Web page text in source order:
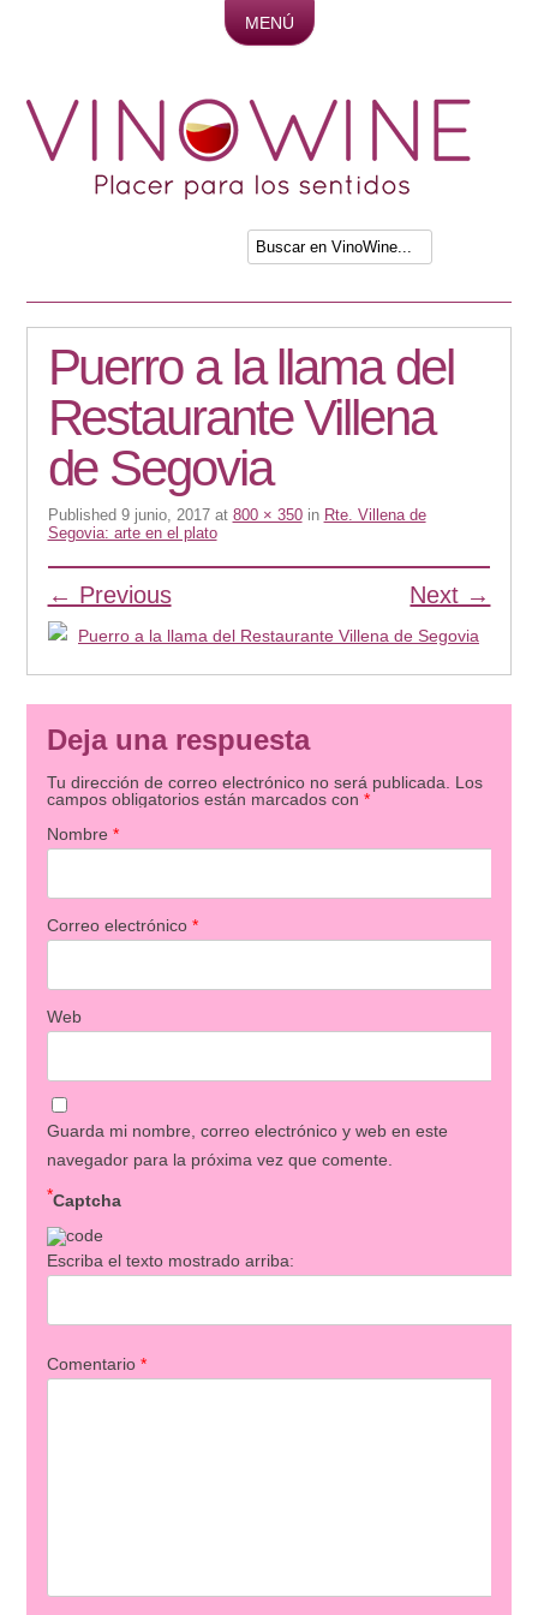
MENÚ
Puerro a la llama del
Restaurante Villena
de Segovia
Published 9 junio, 2017at 800 × 350in Rte. Villena de
Segovia: arte en el plato
← Previous Next →
Deja una respuesta
Tu dirección de correo electrónico no será publicada. Los
campos obligatorios están marcados con *
Nombre *
Correo electrónico *
Web
Guarda mi nombre, correo electrónico y web en este
navegador para la próxima vez que comente.
Captcha
*
Escriba el texto mostrado arriba:
Comentario *